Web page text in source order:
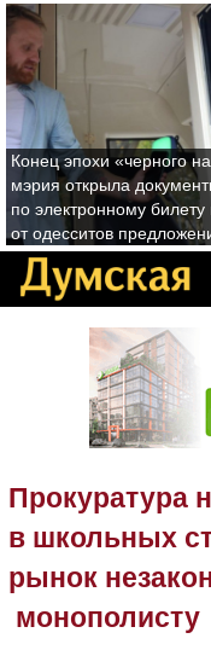
Конец эпохи «черного
мэрия открыла
по электронному билету
от одесситов
Прокуратура
в школьных
рынок
монополисту